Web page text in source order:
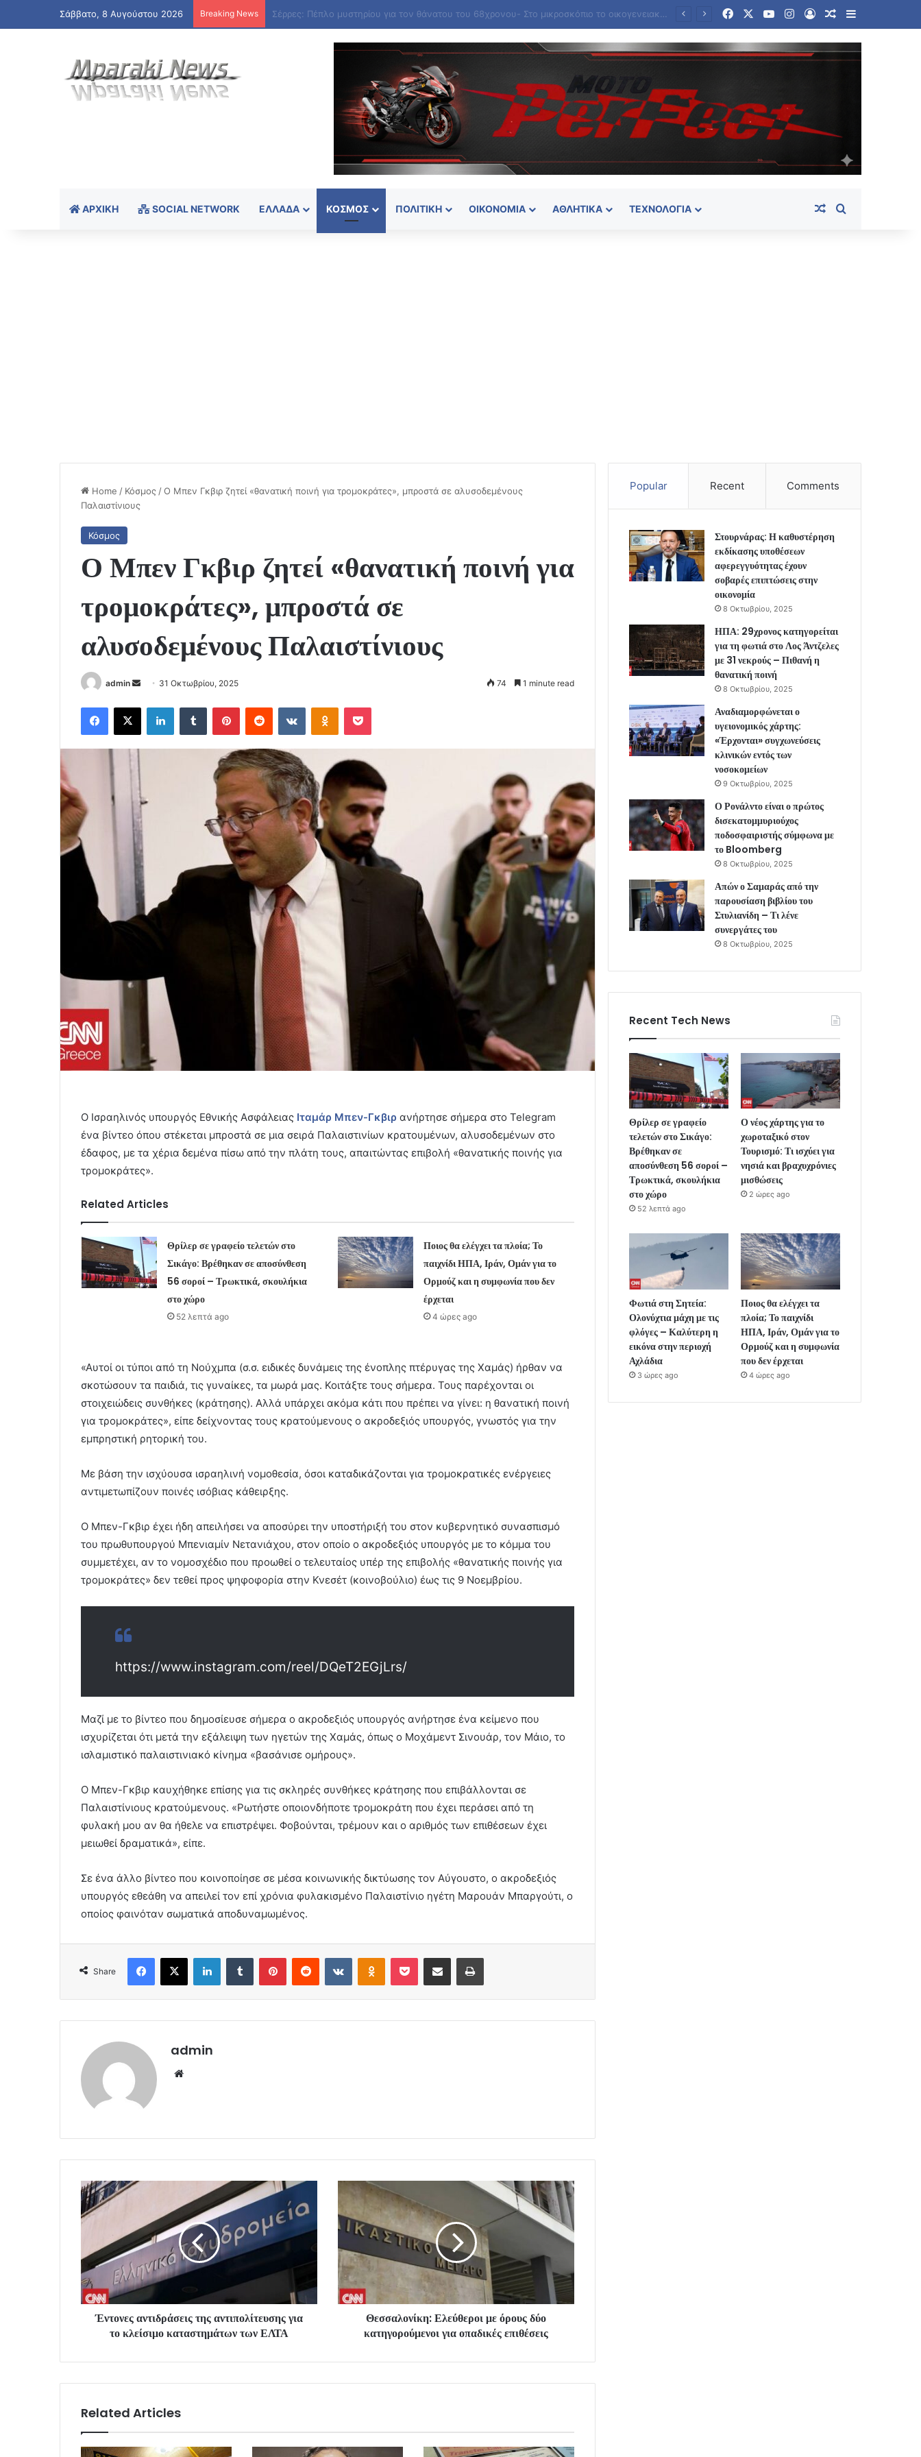
Σάββατο, 8 Αυγούστου 2026 Breaking News FacebookYouTubeInstagram
Log InRandom Article
Sidebar
ΑΡΧΙΚΉ SOCIAL NETWORK ΕΛΛΆΔΑ ΚΌΣΜΟΣ ΠΟΛΙΤΙΚΉ ΟΙΚΟΝΟΜΊΑ ΑΘΛΗΤΙΚΆ ΤΕΧΝΟΛΟΓΊΑ Random Article
Home / Κόσμος /Ο Μπεν Γκβιρ ζητεί «θανατική ποινή για τρομοκράτες», μπροστά σε αλυσοδεμένους
Παλαιστίνιους
Κόσμος
Ο Μπεν Γκβιρ ζητεί «θανατική ποινή για
τρομοκράτες», μπροστά σε
αλυσοδεμένους Παλαιστίνιους
admin
Send
email
31 Οκτωβρίου, 2025 74 1 minute read
Facebook
X LinkedInTumblr PinterestReddit VKontakteOdnoklassniki
Pocket
Ο Ισραηλινός υπουργός Εθνικής Ασφάλειας Ιταμάρ Μπεν-Γκβιρ ανήρτησε σήμερα στο Telegram
ένα βίντεο όπου στέκεται μπροστά σε μια σειρά Παλαιστινίων κρατουμένων, αλυσοδεμένων στο
έδαφος, με τα χέρια δεμένα πίσω από την πλάτη τους, απαιτώντας επιβολή «θανατικής ποινής για
τρομοκράτες».
Related Articles
Θρίλερ σε γραφείο τελετών στο
Σικάγο: Βρέθηκαν σε αποσύνθεση
56 σοροί – Τρωκτικά, σκουλήκια
στο χώρο
52 λεπτά ago
Ποιος θα ελέγχει τα πλοία; Το
παιχνίδι ΗΠΑ, Ιράν, Ομάν για το
Ορμούζ και η συμφωνία που δεν
έρχεται
4 ώρες ago
«Αυτοί οι τύποι από τη Νούχμπα (σ.σ. ειδικές δυνάμεις της ένοπλης πτέρυγας της Χαμάς) ήρθαν να
σκοτώσουν τα παιδιά, τις γυναίκες, τα μωρά μας. Κοιτάξτε τους σήμερα. Τους παρέχονται οι
στοιχειώδεις συνθήκες (κράτησης). Αλλά υπάρχει ακόμα κάτι που πρέπει να γίνει: η θανατική ποινή
για τρομοκράτες», είπε δείχνοντας τους κρατούμενους ο ακροδεξιός υπουργός, γνωστός για την
εμπρηστική ρητορική του.
Με βάση την ισχύουσα ισραηλινή νομοθεσία, όσοι καταδικάζονται για τρομοκρατικές ενέργειες
αντιμετωπίζουν ποινές ισόβιας κάθειρξης.
Ο Μπεν-Γκβιρ έχει ήδη απειλήσει να αποσύρει την υποστήριξή του στον κυβερνητικό συνασπισμό
του πρωθυπουργού Μπενιαμίν Νετανιάχου, στον οποίο ο ακροδεξιός υπουργός με το κόμμα του
συμμετέχει, αν το νομοσχέδιο που προωθεί ο τελευταίος υπέρ της επιβολής «θανατικής ποινής για
τρομοκράτες» δεν τεθεί προς ψηφοφορία στην Κνεσέτ (κοινοβούλιο) έως τις 9 Νοεμβρίου.
https://www.instagram.com/reel/DQeT2EGjLrs/
Μαζί με το βίντεο που δημοσίευσε σήμερα ο ακροδεξιός υπουργός ανήρτησε ένα κείμενο που
ισχυρίζεται ότι μετά την εξάλειψη των ηγετών της Χαμάς, όπως ο Μοχάμεντ Σινουάρ, τον Μάιο, το
ισλαμιστικό παλαιστινιακό κίνημα «βασάνισε ομήρους».
Ο Μπεν-Γκβιρ καυχήθηκε επίσης για τις σκληρές συνθήκες κράτησης που επιβάλλονται σε
Παλαιστίνιους κρατούμενους. «Ρωτήστε οποιονδήποτε τρομοκράτη που έχει περάσει από τη
φυλακή μου αν θα ήθελε να επιστρέψει. Φοβούνται, τρέμουν και ο αριθμός των επιθέσεων έχει
μειωθεί δραματικά», είπε.
Σε ένα άλλο βίντεο που κοινοποίησε σε μέσα κοινωνικής δικτύωσης τον Αύγουστο, ο ακροδεξιός
υπουργός εθεάθη να απειλεί τον επί χρόνια φυλακισμένο Παλαιστίνιο ηγέτη Μαρουάν Μπαργούτι, ο
οποίος φαινόταν σωματικά αποδυναμωμένος.
Share
Facebook
X LinkedInTumblr PinterestReddit VKontakteOdnoklassniki
Pocket Share via Email Print
admin
Έντονες αντιδράσεις της αντιπολίτευσης για
το κλείσιμο καταστημάτων των ΕΛΤΑ
Θεσσαλονίκη: Ελεύθεροι με όρους δύο
κατηγορούμενοι για οπαδικές επιθέσεις
Related Articles
Popular Recent Comments
Στουρνάρας: Η καθυστέρηση
εκδίκασης υποθέσεων
αφερεγγυότητας έχουν
σοβαρές επιπτώσεις στην
οικονομία
8 Οκτωβρίου, 2025
ΗΠΑ: 29χρονος κατηγορείται
για τη φωτιά στο Λος Άντζελες
με 31 νεκρούς – Πιθανή η
θανατική ποινή
8 Οκτωβρίου, 2025
Αναδιαμορφώνεται ο
υγειονομικός χάρτης:
«Έρχονται» συγχωνεύσεις
κλινικών εντός των
νοσοκομείων
9 Οκτωβρίου, 2025
Ο Ρονάλντο είναι ο πρώτος
δισεκατομμυριούχος
ποδοσφαιριστής σύμφωνα με
το Bloomberg
8 Οκτωβρίου, 2025
Απών ο Σαμαράς από την
παρουσίαση βιβλίου του
Στυλιανίδη – Τι λένε
συνεργάτες του
8 Οκτωβρίου, 2025
Recent Tech News
Θρίλερ σε γραφείο
τελετών στο Σικάγο:
Βρέθηκαν σε
αποσύνθεση 56 σοροί –
Τρωκτικά, σκουλήκια
στο χώρο
52 λεπτά ago
Ο νέος χάρτης για το
χωροταξικό στον
Τουρισμό: Τι ισχύει για
νησιά και βραχυχρόνιες
μισθώσεις
2 ώρες ago
Φωτιά στη Σητεία:
Ολονύχτια μάχη με τις
φλόγες – Καλύτερη η
εικόνα στην περιοχή
Αχλάδια
3 ώρες ago
Ποιος θα ελέγχει τα
πλοία; Το παιχνίδι
ΗΠΑ, Ιράν, Ομάν για το
Ορμούζ και η συμφωνία
που δεν έρχεται
4 ώρες ago